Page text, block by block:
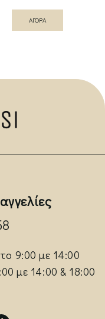
ΑΓΟΡΑ
9:00 με 14:00
με 14:00 & 18:00